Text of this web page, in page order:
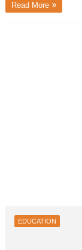
Read More
EDUCATION